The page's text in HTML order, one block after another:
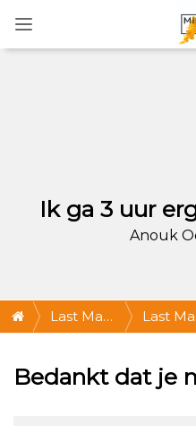
Ik ga 3 uur
Anouk
Last Man
2021
Last
Bedankt dat je